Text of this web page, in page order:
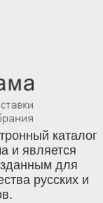
каталог
и является
для
русских и